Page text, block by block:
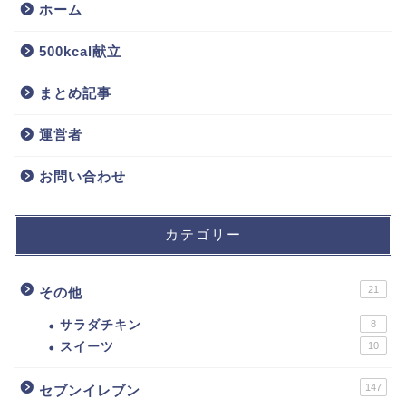
ホーム
500kcal献立
まとめ記事
運営者
お問い合わせ
カテゴリー
その他 21
サラダチキン 8
スイーツ 10
セブンイレブン 147